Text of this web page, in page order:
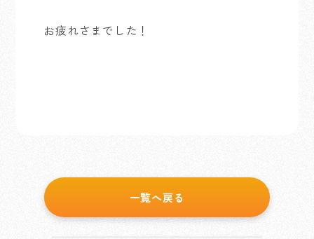
お疲れさまでした！
一覧へ戻る